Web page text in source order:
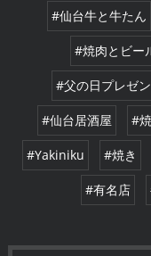
#仙台牛と牛たん
#焼肉とビー
#父の日プレゼ
#仙台居酒屋 #
#Yakiniku #焼き
#有名店